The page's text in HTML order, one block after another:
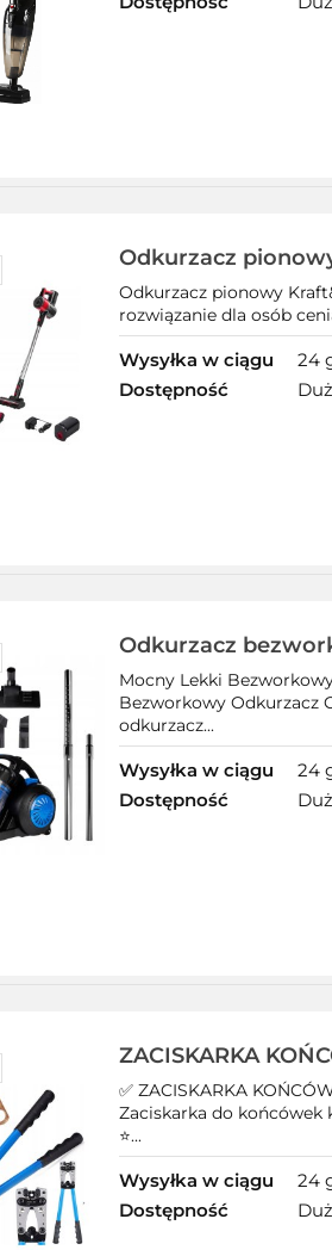
Odkurzacz
Odkurzacz pionowy
rozwiązanie dla osób
Wysyłka w ciągu
24
Dostępność
Odkurzacz
Mocny Lekki
Bezworkowy Odkurzacz
odkurzacz...
Wysyłka w ciągu
24
Dostępność
ZACISKARKA
PRASKA TULEJKI
✅ ZACISKARKA
Zaciskarka do końcówek
⭐...
Wysyłka w ciągu
24
Dostępność